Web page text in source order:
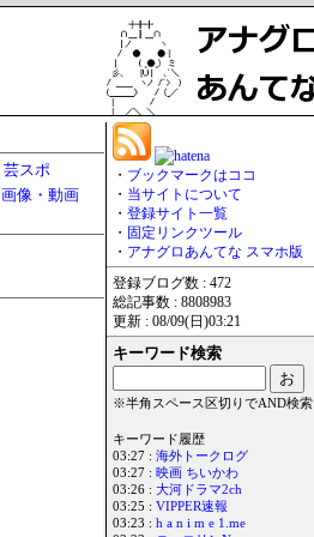
芸スポ
画像・動画
・ ブックマークはココ
・ 当サイトについて
・ 登録サイト一覧
・ 固定リンクツール
・ アナグロあんてな スマホ版
登録ブログ数 : 472
総記事数 : 8808983
更新 : 08/09(日)03:21
キーワード検索
※半角スペース区切りでAND検索
キーワード履歴
03:27 : 海外トークログ
03:27 : 映画 ちいかわ
03:26 : 大河ドラマ2ch
03:25 : VIPPER速報
03:23 : h a n i m e 1.me